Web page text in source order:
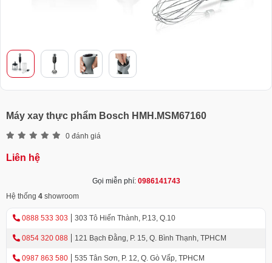
Máy xay thực phẩm Bosch HMH.MSM67160
0 đánh giá
Liên hệ
Gọi miễn phí: 0986141743
Hệ thống 4 showroom
0888 533 303 303 Tô Hiến Thành, P.13, Q.10
0854 320 088 121 Bạch Đằng, P. 15, Q. Bình Thạnh, TPHCM
0987 863 580 535 Tân Sơn, P. 12, Q. Gò Vấp, TPHCM